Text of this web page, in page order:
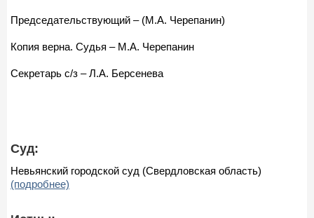
Председательствующий – (М.А. Черепанин)
Копия верна. Судья – М.А. Черепанин
Секретарь с/з – Л.А. Берсенева
Суд:
Невьянский городской суд (Свердловская область)
(подробнее)